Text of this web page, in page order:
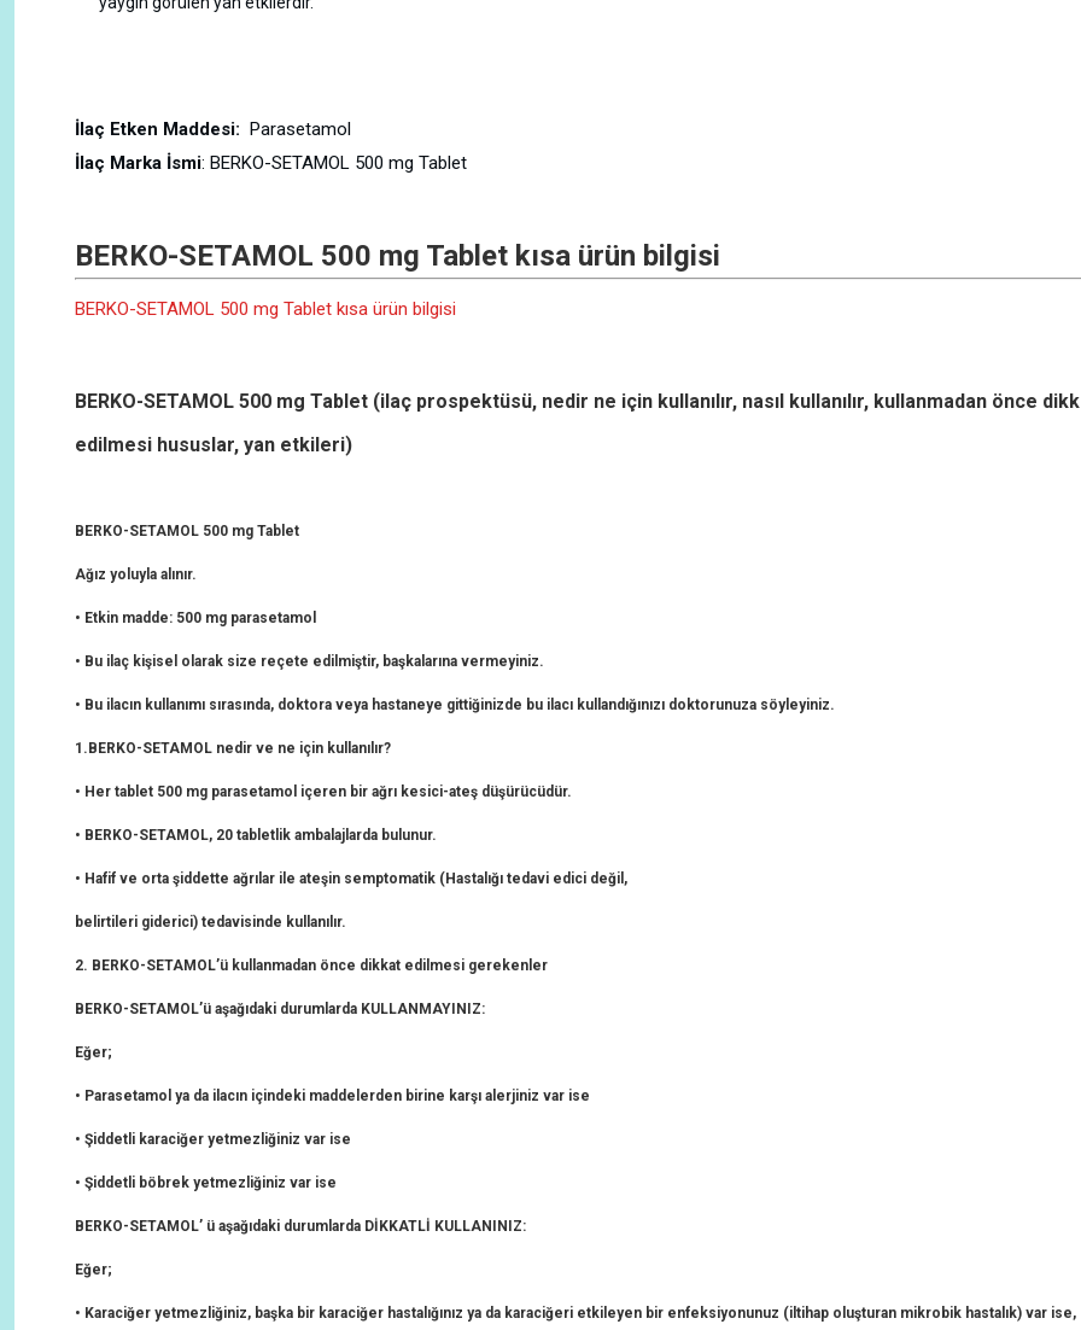
İlaç Etken Maddesi: Parasetamol
İlaç Marka İsmi: BERKO-SETAMOL 500 mg Tablet
BERKO-SETAMOL 500 mg Tablet kısa ürün bilgisi
BERKO-SETAMOL 500 mg Tablet kısa ürün bilgisi
BERKO-SETAMOL 500 mg Tablet (ilaç prospektüsü, nedir ne için kullanılır, nasıl kullanılır, kullanmadan önce
edilmesi hususlar, yan etkileri)
BERKO-SETAMOL 500 mg Tablet
Ağız yoluyla alınır.
• Etkin madde: 500 mg parasetamol
• Bu ilaç kişisel olarak size reçete edilmiştir, başkalarına vermeyiniz.
• Bu ilacın kullanımı sırasında, doktora veya hastaneye gittiğinizde bu ilacı kullandığınızı doktorunuza söyleyiniz.
1. BERKO-SETAMOL nedir ve ne için kullanılır?
• Her tablet 500 mg parasetamol içeren bir ağrı kesici-ateş düşürücüdür.
• BERKO-SETAMOL, 20 tabletlik ambalajlarda bulunur.
• Hafif ve orta şiddette ağrılar ile ateşin semptomatik (Hastalığı tedavi edici değil,
belirtileri giderici) tedavisinde kullanılır.
2. BERKO-SETAMOL’ü kullanmadan önce dikkat edilmesi gerekenler
BERKO-SETAMOL’ü aşağıdaki durumlarda KULLANMAYINIZ:
Eğer;
• Parasetamol ya da ilacın içindeki maddelerden birine karşı alerjiniz var ise
• Şiddetli karaciğer yetmezliğiniz var ise
• Şiddetli böbrek yetmezliğiniz var ise
BERKO-SETAMOL’ ü aşağıdaki durumlarda DİKKATLİ KULLANINIZ:
Eğer;
• Karaciğer yetmezliğiniz, başka bir karaciğer hastalığınız ya da karaciğeri etkileyen bir enfeksiyonunuz (iltihap oluşturan mikrobik hastalık) var ise,